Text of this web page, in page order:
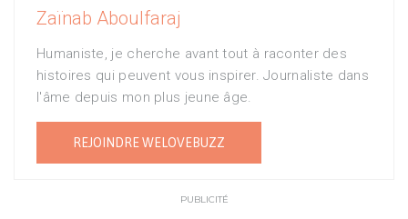
Zaïnab Aboulfaraj
Humaniste, je cherche avant tout à raconter des
histoires qui peuvent vous inspirer. Journaliste dans
l'âme depuis mon plus jeune âge.
REJOINDRE WELOVEBUZZ
PUBLICITÉ